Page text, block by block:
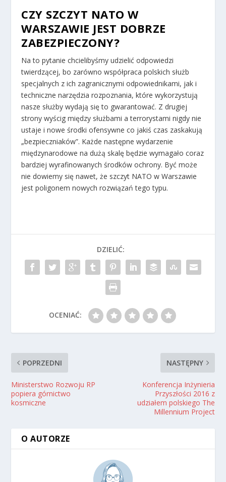
CZY SZCZYT NATO W
WARSZAWIE JEST DOBRZE
ZABEZPIECZONY?
Na to pytanie chcielibyśmy udzielić odpowiedzi
twierdzącej, bo zarówno współpraca polskich służb
specjalnych z ich zagranicznymi odpowiednikami, jak i
techniczne narzędzia rozpoznania, które wykorzystują
nasze służby wydają się to gwarantować. Z drugiej
strony wyścig między służbami a terrorystami nigdy nie
ustaje i nowe środki ofensywne co jakiś czas zaskakują
„bezpieczniaków”. Każde następne wydarzenie
międzynarodowe na dużą skalę będzie wymagało coraz
bardziej wyrafinowanych środków ochrony. Być może
nie dowiemy się nawet, że szczyt NATO w Warszawie
jest poligonem nowych rozwiązań tego typu.
DZIELIĆ:
OCENIAĆ:
POPRZEDNI
Ministerstwo Rozwoju RP
popiera górnictwo
kosmiczne
NASTĘPNY
Konferencja Inżynieria
Przyszłości 2016 z
udziałem polskiego The
Millennium Project
O AUTORZE